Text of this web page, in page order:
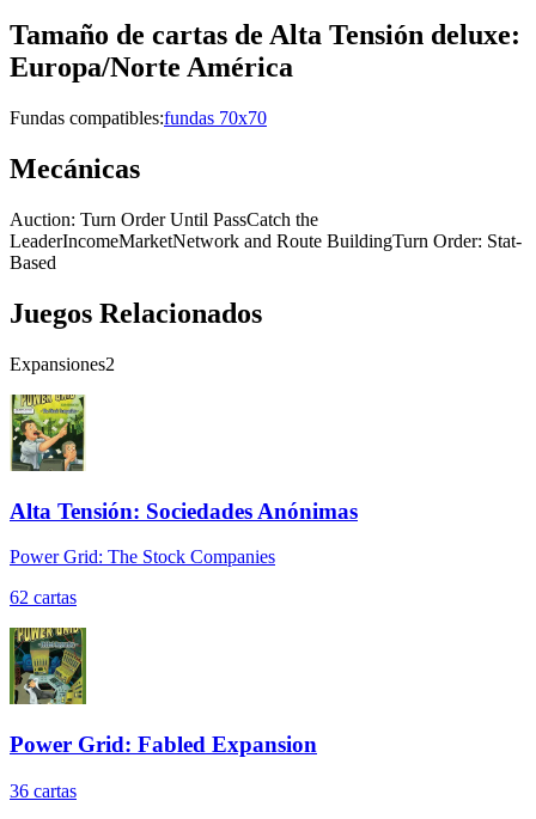
Tamaño de cartas de Alta Tensión deluxe:
Europa/Norte América
Fundas compatibles:fundas 70x70
Mecánicas
Auction: Turn Order Until PassCatch the
LeaderIncomeMarketNetwork and Route BuildingTurn Order: Stat-
Based
Juegos Relacionados
Expansiones2
Alta Tensión: Sociedades Anónimas
Power Grid: The Stock Companies
62 cartas
Power Grid: Fabled Expansion
36 cartas